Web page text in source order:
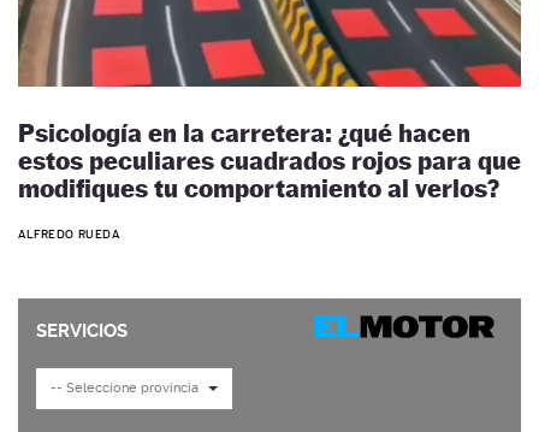
Psicología en la carretera: ¿qué hacen
estos peculiares cuadrados rojos para que
modifiques tu comportamiento al verlos?
ALFREDO RUEDA